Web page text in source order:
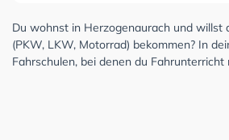
Du wohnst in Herzogenaurach und willst
(PKW, LKW, Motorrad) bekommen? In
Fahrschulen, bei denen du Fahrunterricht